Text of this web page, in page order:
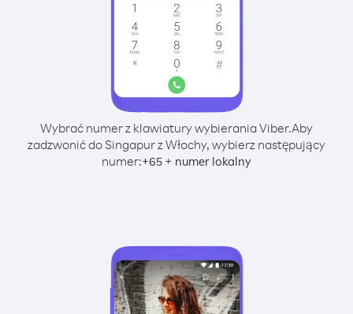
Wybrać numer z klawiatury wybierania Viber.Aby
zadzwonić do Singapur z Włochy, wybierz następujący
numer:+65 + numer lokalny